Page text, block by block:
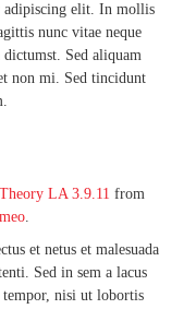
adipiscing elit. In mollis
nunc vitae neque
Sed aliquam
non mi. Sed tincidunt
LA 3.9.11 from
.
et netus et malesuada
Sed in sem a lacus
nisi ut lobortis